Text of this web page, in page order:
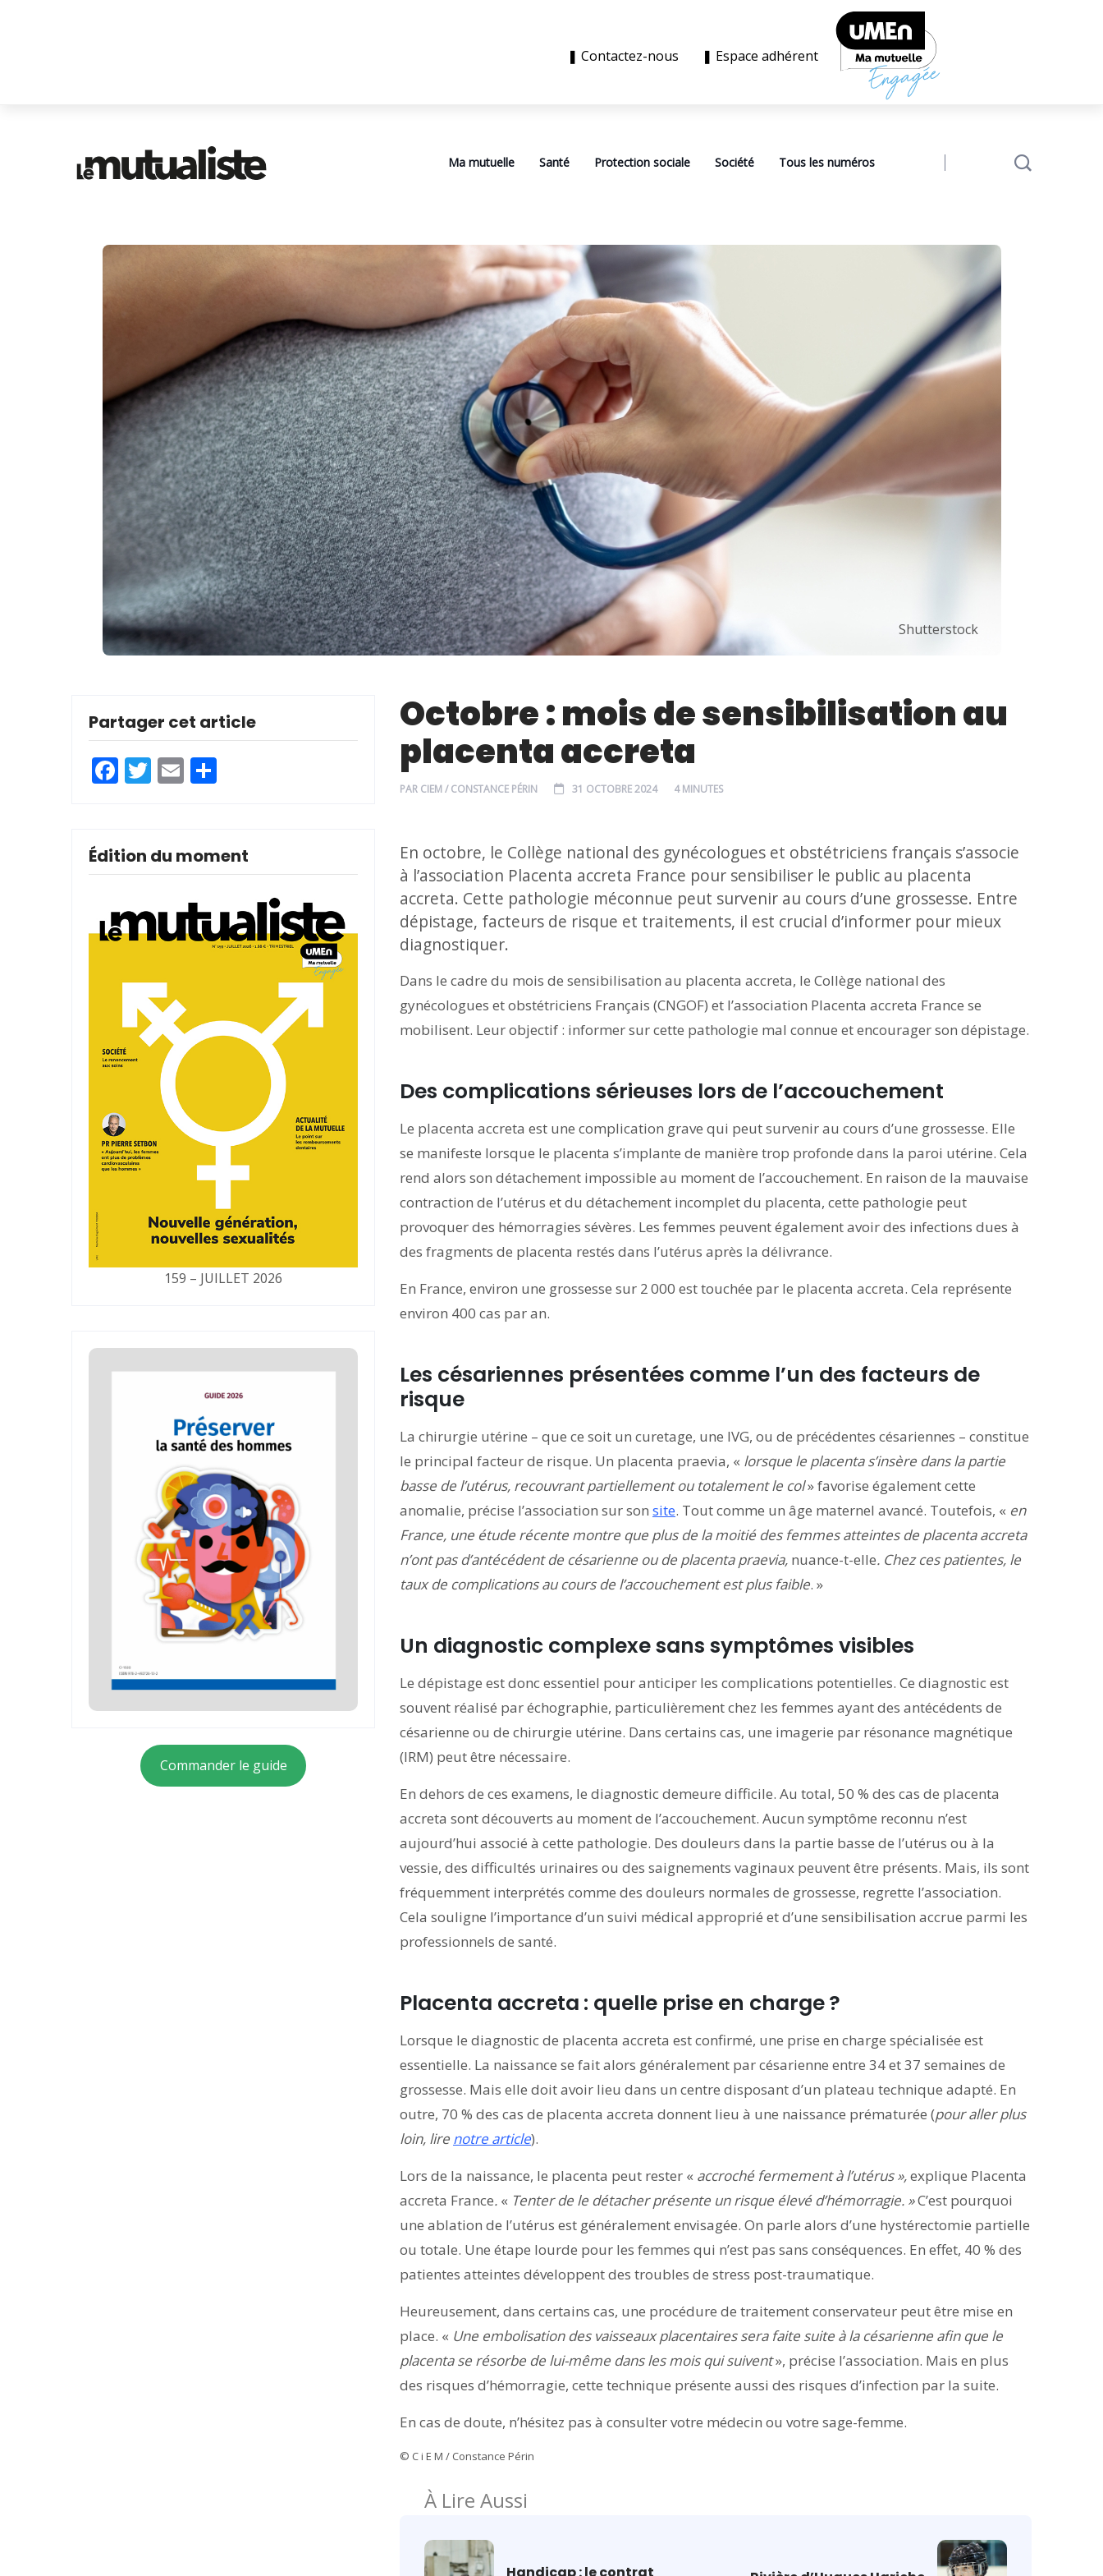
❚ Contactez-nous ❚ Espace adhérent
Ma mutuelle Santé Protection sociale Société Tous les numéros
Shutterstock
Partager cet article
Facebook
Twitter
Email
Édition du moment
159 – JUILLET 2026
Commander le guide
Octobre : mois de sensibilisation au
placenta accreta
PAR CIEM / CONSTANCE PÉRIN 31 OCTOBRE 2024 4 MINUTES
En octobre, le Collège national des gynécologues et obstétriciens français s’associe
à l’association Placenta accreta France pour sensibiliser le public au placenta
accreta. Cette pathologie méconnue peut survenir au cours d’une grossesse. Entre
dépistage, facteurs de risque et traitements, il est crucial d’informer pour mieux
diagnostiquer.
Dans le cadre du mois de sensibilisation au placenta accreta, le Collège national des
gynécologues et obstétriciens Français (CNGOF) et l’association Placenta accreta France se
mobilisent. Leur objectif : informer sur cette pathologie mal connue et encourager son dépistage.
Des complications sérieuses lors de l’accouchement
Le placenta accreta est une complication grave qui peut survenir au cours d’une grossesse. Elle
se manifeste lorsque le placenta s’implante de manière trop profonde dans la paroi utérine. Cela
rend alors son détachement impossible au moment de l’accouchement. En raison de la mauvaise
contraction de l’utérus et du détachement incomplet du placenta, cette pathologie peut
provoquer des hémorragies sévères. Les femmes peuvent également avoir des infections dues à
des fragments de placenta restés dans l’utérus après la délivrance.
En France, environ une grossesse sur 2 000 est touchée par le placenta accreta. Cela représente
environ 400 cas par an.
Les césariennes présentées comme l’un des facteurs de
risque
La chirurgie utérine – que ce soit un curetage, une IVG, ou de précédentes césariennes – constitue
le principal facteur de risque. Un placenta praevia, « lorsque le placenta s’insère dans la partie
basse de l’utérus, recouvrant partiellement ou totalement le col» favorise également cette
anomalie, précise l’association sur son site. Tout comme un âge maternel avancé. Toutefois, « en
France, une étude récente montre que plus de la moitié des femmes atteintes de placenta accreta
n’ont pas d’antécédent de césarienne ou de placenta praevia, nuance-t-elle. Chez ces patientes, le
taux de complications au cours de l’accouchement est plus faible. »
Un diagnostic complexe sans symptômes visibles
Le dépistage est donc essentiel pour anticiper les complications potentielles. Ce diagnostic est
souvent réalisé par échographie, particulièrement chez les femmes ayant des antécédents de
césarienne ou de chirurgie utérine. Dans certains cas, une imagerie par résonance magnétique
(IRM) peut être nécessaire.
En dehors de ces examens, le diagnostic demeure difficile. Au total, 50 % des cas de placenta
accreta sont découverts au moment de l’accouchement. Aucun symptôme reconnu n’est
aujourd’hui associé à cette pathologie. Des douleurs dans la partie basse de l’utérus ou à la
vessie, des difficultés urinaires ou des saignements vaginaux peuvent être présents. Mais, ils sont
fréquemment interprétés comme des douleurs normales de grossesse, regrette l’association.
Cela souligne l’importance d’un suivi médical approprié et d’une sensibilisation accrue parmi les
professionnels de santé.
Placenta accreta : quelle prise en charge?
Lorsque le diagnostic de placenta accreta est confirmé, une prise en charge spécialisée est
essentielle. La naissance se fait alors généralement par césarienne entre 34 et 37 semaines de
grossesse. Mais elle doit avoir lieu dans un centre disposant d’un plateau technique adapté. En
outre, 70 % des cas de placenta accreta donnent lieu à une naissance prématurée (pour aller plus
loin, lire notre article).
Lors de la naissance, le placenta peut rester « accroché fermement à l’utérus »,explique Placenta
accreta France. « Tenter de le détacher présente un risque élevé d’hémorragie. »C’est pourquoi
une ablation de l’utérus est généralement envisagée. On parle alors d’une hystérectomie partielle
ou totale. Une étape lourde pour les femmes qui n’est pas sans conséquences. En effet, 40 % des
patientes atteintes développent des troubles de stress post-traumatique.
Heureusement, dans certains cas, une procédure de traitement conservateur peut être mise en
place. « Une embolisation des vaisseaux placentaires sera faite suite à la césarienne afin que le
placenta se résorbe de lui-même dans les mois qui suivent», précise l’association. Mais en plus
des risques d’hémorragie, cette technique présente aussi des risques d’infection par la suite.
En cas de doute, n’hésitez pas à consulter votre médecin ou votre sage-femme.
© C i E M / Constance Périn
À Lire Aussi
Handicap : le contrat